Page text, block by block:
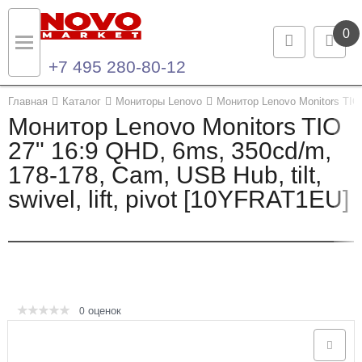
0
+7 495 280-80-12
Главная Каталог Мониторы Lenovo Монитор Lenovo Monitors
Монитор Lenovo Monitors TIO
27" 16:9 QHD, 6ms, 350cd/m,
178-178, Cam, USB Hub, tilt,
swivel, lift, pivot [10YFRAT1EU]
0 оценок
Назад
Каталог продукции
Ноутбуки и ультрабуки
Компьютеры
Опции и комплектующие
Назад
Контакты
Контактная информация